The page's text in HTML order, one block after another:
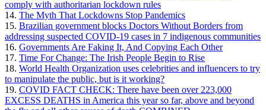
comply with authoritarian lockdown rules
14. The Myth That Lockdowns Stop Pandemics
15. Brazilian government blocks Doctors Without Borders from
addressing suspected COVID-19 cases in 7 indigenous communities
16. Governments Are Faking It, And Copying Each Other
17. Time For Change: The Irish People Begin to Rise
18. World Health Organization uses celebrities and influencers to try
to manipulate the public, but is it working?
19. COVID FACT CHECK: There have been over 223,000
EXCESS DEATHS in America this year so far, above and beyond